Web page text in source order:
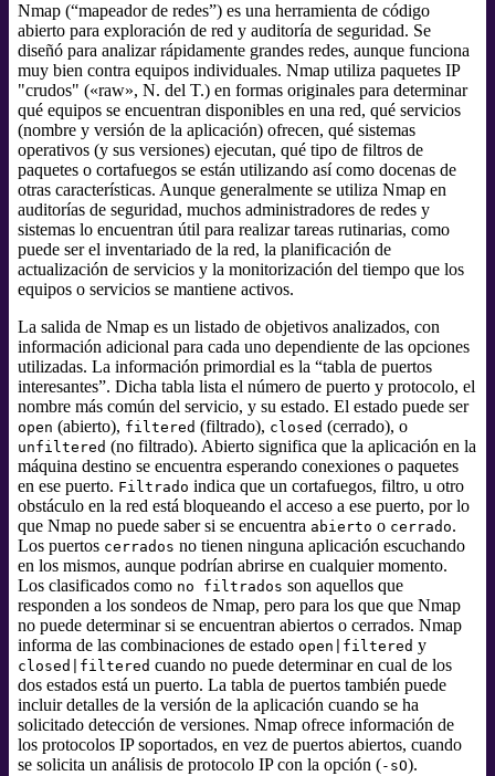
Nmap (“mapeador de redes”) es una herramienta de código
abierto para exploración de red y auditoría de seguridad. Se
diseñó para analizar rápidamente grandes redes, aunque funciona
muy bien contra equipos individuales. Nmap utiliza paquetes IP
"crudos" («raw», N. del T.) en formas originales para determinar
qué equipos se encuentran disponibles en una red, qué servicios
(nombre y versión de la aplicación) ofrecen, qué sistemas
operativos (y sus versiones) ejecutan, qué tipo de filtros de
paquetes o cortafuegos se están utilizando así como docenas de
otras características. Aunque generalmente se utiliza Nmap en
auditorías de seguridad, muchos administradores de redes y
sistemas lo encuentran útil para realizar tareas rutinarias, como
puede ser el inventariado de la red, la planificación de
actualización de servicios y la monitorización del tiempo que los
equipos o servicios se mantiene activos.
La salida de Nmap es un listado de objetivos analizados, con
información adicional para cada uno dependiente de las opciones
utilizadas. La información primordial es la “tabla de puertos
interesantes”. Dicha tabla lista el número de puerto y protocolo, el
nombre más común del servicio, y su estado. El estado puede ser
open (abierto), filtered (filtrado), closed (cerrado), o
unfiltered (no filtrado). Abierto significa que la aplicación en la
máquina destino se encuentra esperando conexiones o paquetes
en ese puerto. Filtrado indica que un cortafuegos, filtro, u otro
obstáculo en la red está bloqueando el acceso a ese puerto, por lo
que Nmap no puede saber si se encuentra abierto o cerrado.
Los puertos cerrados no tienen ninguna aplicación escuchando
en los mismos, aunque podrían abrirse en cualquier momento.
Los clasificados como no filtrados son aquellos que
responden a los sondeos de Nmap, pero para los que que Nmap
no puede determinar si se encuentran abiertos o cerrados. Nmap
informa de las combinaciones de estado open|filtered y
closed|filtered cuando no puede determinar en cual de los
dos estados está un puerto. La tabla de puertos también puede
incluir detalles de la versión de la aplicación cuando se ha
solicitado detección de versiones. Nmap ofrece información de
los protocolos IP soportados, en vez de puertos abiertos, cuando
se solicita un análisis de protocolo IP con la opción (-sO).